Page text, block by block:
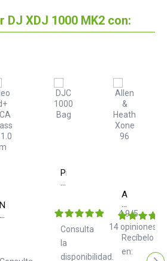
DJ XDJ 1000 MK2 con:
Neo
d+
Pioneer
DJ
Bag
Consulta
la
disponibilidad.
Allen
&
Heath
Xone
96
Recíbelo
en:
4.9/5-
14 opiniones